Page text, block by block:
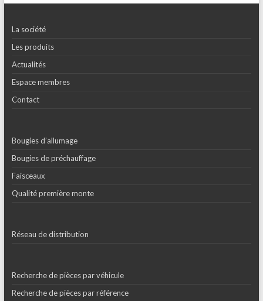
La société
Les produits
Actualités
Espace membres
Contact
Bougies d’allumage
Bougies de préchauffage
Faisceaux
Qualité première monte
Réseau de distribution
Recherche de pièces par véhicule
Recherche de pièces par référence